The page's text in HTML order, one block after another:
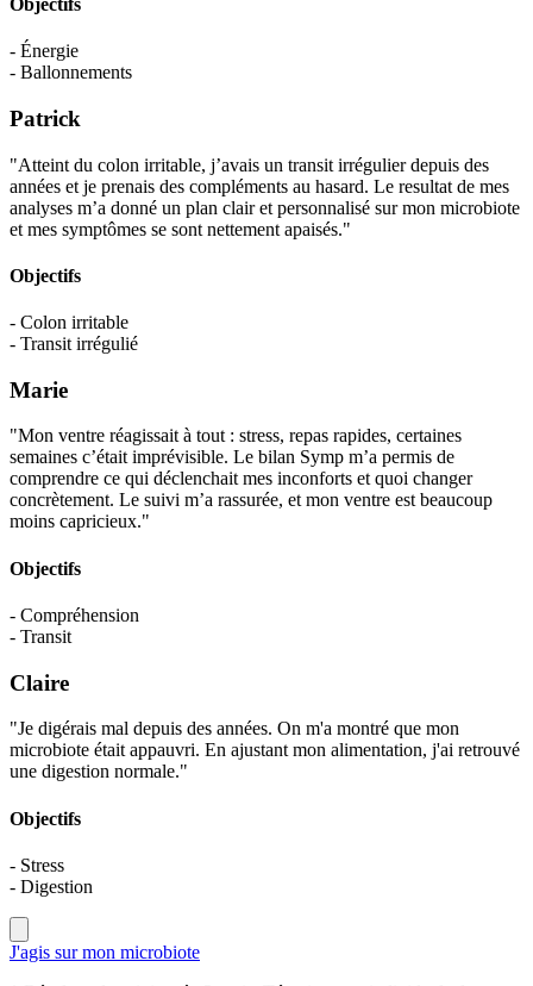
- Énergie
- Ballonnements
Patrick
"Atteint du colon irritable, j’avais un transit irrégulier depuis des
années et je prenais des compléments au hasard. Le resultat de mes
analyses m’a donné un plan clair et personnalisé sur mon microbiote
et mes symptômes se sont nettement apaisés."
Objectifs
- Colon irritable
- Transit irrégulié
Marie
"Mon ventre réagissait à tout : stress, repas rapides, certaines
semaines c’était imprévisible. Le bilan Symp m’a permis de
comprendre ce qui déclenchait mes inconforts et quoi changer
concrètement. Le suivi m’a rassurée, et mon ventre est beaucoup
moins capricieux."
Objectifs
- Compréhension
- Transit
Claire
"Je digérais mal depuis des années. On m'a montré que mon
microbiote était appauvri. En ajustant mon alimentation, j'ai retrouvé
une digestion normale."
Objectifs
- Stress
- Digestion
J'agis sur mon microbiote